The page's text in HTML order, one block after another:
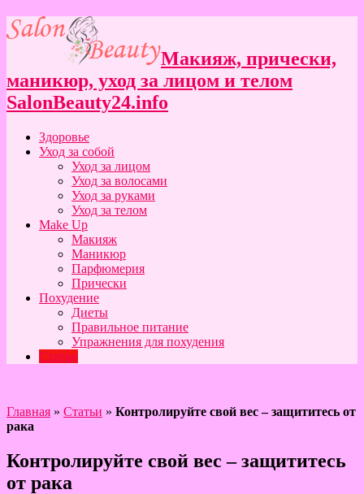
Макияж, прически,
маникюр, уход за лицом и телом
SalonBeauty24.info
Здоровье
Уход за собой
Уход за лицом
Уход за волосами
Уход за руками
Уход за телом
Make Up
Макияж
Маникюр
Парфюмерия
Прически
Похудение
Диеты
Правильное питание
Упражнения для похудения
Статьи
Главная » Статьи » Контролируйте свой вес – защититесь от
рака
Контролируйте свой вес – защититесь
от рака